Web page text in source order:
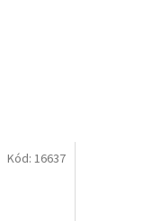
Kód: 16637